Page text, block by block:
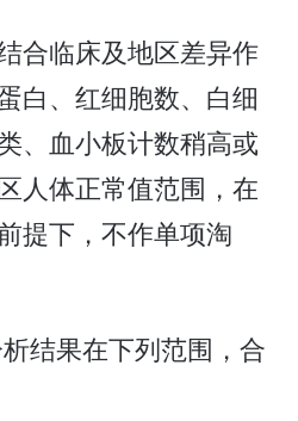
合临床及地区差异作
白、红细胞数、白细
、血小板计数稍高或
人体正常值范围，在
提下，不作单项淘
结果在下列范围，合